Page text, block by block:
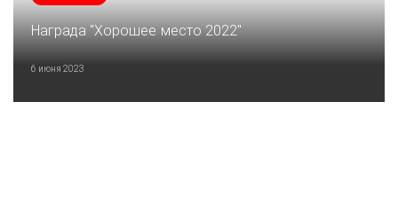
Награда "Хорошее место 2022"
6 июня 2023